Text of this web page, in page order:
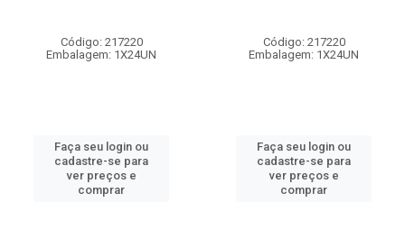
Código: 217220
Embalagem: 1X24UN
Faça seu login ou
cadastre-se para
ver preços e
comprar
Código: 217220
Embalagem: 1X24UN
Faça seu login ou
cadastre-se para
ver preços e
comprar